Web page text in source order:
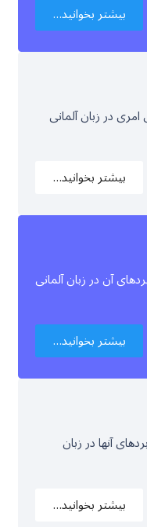
بیشتر بخوانید…
در زبان آلمانی
بیشتر بخوانید…
آن در زبان آلمانی
بیشتر بخوانید…
آنها در زبان
بیشتر بخوانید…